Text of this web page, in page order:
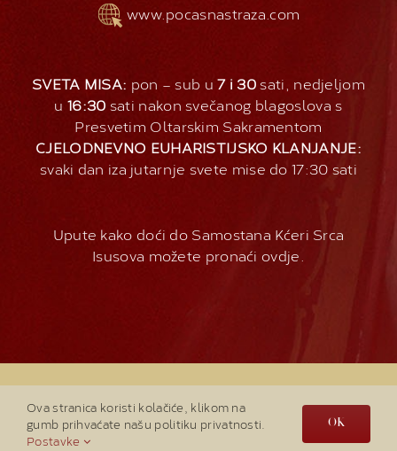
www.pocasnastraza.com
SVETA MISA: pon – sub u7 i 30sati, nedjeljom
u16:30 sati nakon svečanog blagoslova s
Presvetim Oltarskim Sakramentom
CJELODNEVNO EUHARISTIJSKO KLANJANJE:
svaki dan iza jutarnje svete mise do 17:30 sati
Upute kako doći do Samostana Kćeri Srca
Isusova možete pronaći ovdje
Sva prava pridržava2026 |Službena stranica
Počasne straže| Samostan Kćeri Srca Isusova -
Lasinja
Ova stranica koristi kolačiće, klikom na
gumb prihvaćate našu politiku privatnosti.
Postavke
OK